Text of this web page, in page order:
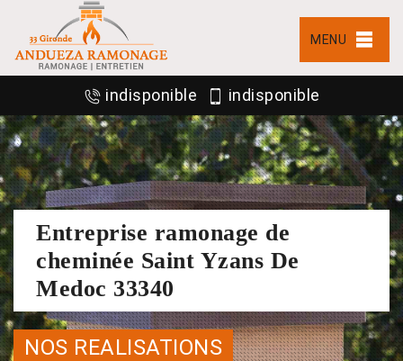
MENU
indisponible indisponible
Entreprise ramonage de
cheminée Saint Yzans De
Medoc 33340
NOS REALISATIONS